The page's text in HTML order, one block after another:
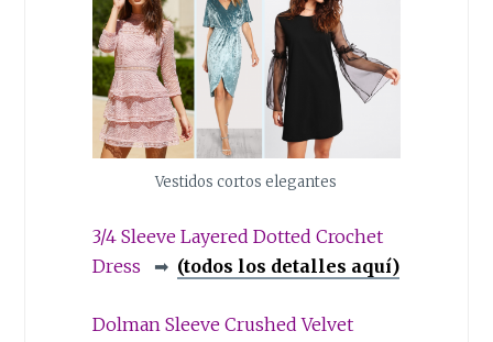
Vestidos cortos elegantes
3/4 Sleeve Layered Dotted Crochet
Dress
➡ (todos los detalles aquí)
Dolman Sleeve Crushed Velvet